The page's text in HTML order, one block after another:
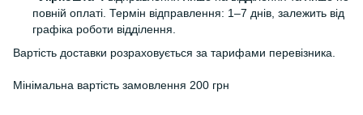
повній оплаті. Термін відправлення: 1–7 днів, залежить від
графіка роботи відділення.
Вартість доставки розраховується за тарифами перевізника.
Мінімальна вартість замовлення 200 грн